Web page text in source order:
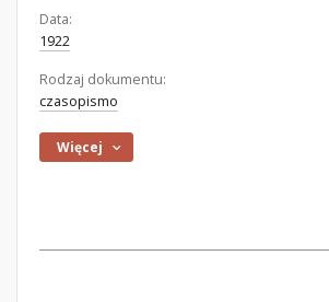
Data:
1922
Rodzaj dokumentu:
czasopismo
Więcej